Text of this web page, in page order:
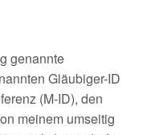
genannte
Gläubiger-ID
(M-ID), den
meinem umseitig